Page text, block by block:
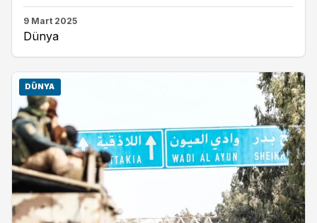
9 Mart 2025
Dünya
DÜNYA